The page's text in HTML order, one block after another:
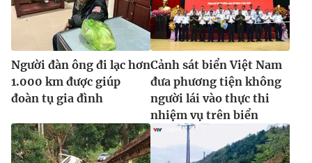
Người đàn ông đi lạc hơn
1.000 km được giúp
đoàn tụ gia đình
Cảnh sát biển Việt Nam
đưa phương tiện không
người lái vào thực thi
nhiệm vụ trên biển